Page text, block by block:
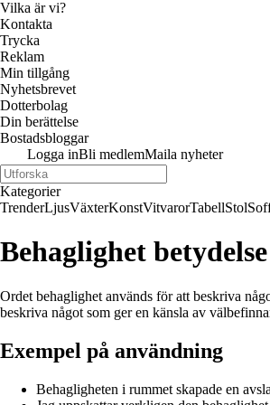
Vilka är vi?
Kontakta
Trycka
Reklam
Min tillgång
Nyhetsbrevet
Dotterbolag
Din berättelse
Bostadsbloggar
Logga inBli medlemMaila nyheter
Kategorier
TrenderLjusVäxterKonstVitvarorTabellStol
Behaglighet betydelse
Ordet behaglighet används för att beskriva
beskriva något som ger en känsla av
Exempel på användning
Behagligheten i rummet skapade en